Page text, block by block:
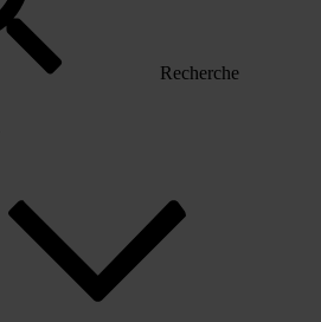
Recherche